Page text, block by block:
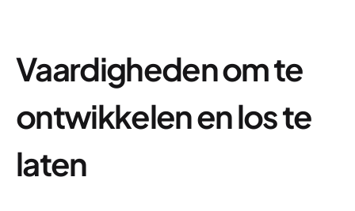
Vaardigheden om te
ontwikkelen en los te
laten